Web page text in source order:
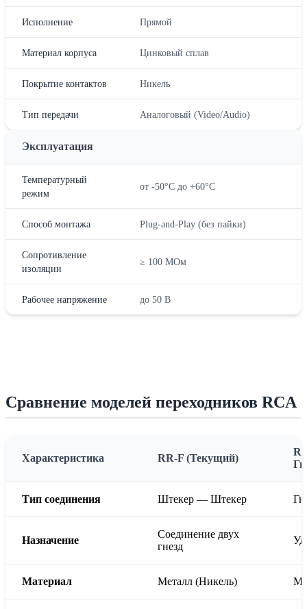
Исполнение Прямой
Материал корпуса Цинковый сплав
Покрытие контактов Никель
Тип передачи Аналоговый (Video/Audio)
Эксплуатация
Температурный
режим
от -50°C до +60°C
Способ монтажа Plug-and-Play (без пайки)
Сопротивление
изоляции
≥ 100 МОм
Рабочее напряжение до 50 В
Сравнение моделей переходников RCA
Характеристика RR-F (Текущий)
Тип соединения Штекер — Штекер
Назначение
Соединение двух
гнезд
Материал Металл (Никель)